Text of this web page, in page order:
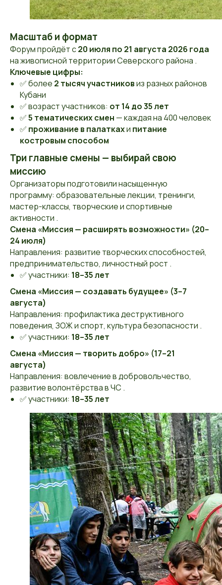
Масштаб и формат
Форум пройдёт с20 июля по 21 августа 2026 года
на живописной территории Северского района .
Ключевые цифры:
✅ более 2 тысяч участниковиз разных районов
Кубани
✅ возраст участников: от 14 до 35 лет
✅5 тематических смен — каждая на 400 человек
✅ проживание в палаткахи питание
костровым способом
Три главные смены — выбирай свою
миссию
Организаторы подготовили насыщенную
программу: образовательные лекции, тренинги,
мастер-классы, творческие и спортивные
активности .
Смена «Миссия — расширять возможности» (20–
24 июля)
Направления: развитие творческих способностей,
предпринимательство, личностный рост .
✅ участники: 18–35 лет
Смена «Миссия — создавать будущее» (3–7
августа)
Направления: профилактика деструктивного
поведения, ЗОЖ и спорт, культура безопасности .
✅ участники: 18–35 лет
Смена «Миссия — творить добро» (17–21
августа)
Направления: вовлечение в добровольчество,
развитие волонтёрства в ЧС .
✅ участники: 18–35 лет